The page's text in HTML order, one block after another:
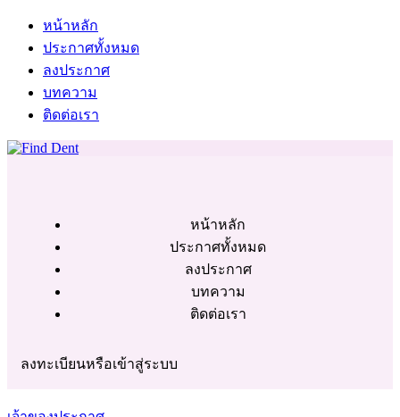
หน้าหลัก
ประกาศทั้งหมด
ลงประกาศ
บทความ
ติดต่อเรา
หน้าหลัก
ประกาศทั้งหมด
ลงประกาศ
บทความ
ติดต่อเรา
ลงทะเบียนหรือเข้าสู่ระบบ